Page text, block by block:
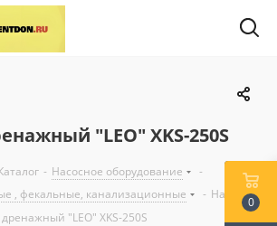
"LEO" XKS-250S
- Насосное оборудование
-
, фекальные, канализационные
- Насос
дренажный "LEO" XKS-250S
0